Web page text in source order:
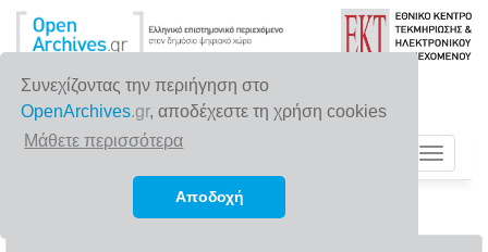
Συνεχίζοντας την περιήγηση στο
OpenArchives.gr, αποδέχεστε τη χρήση cookies
Μάθετε περισσότερα
Αποδοχή
Toggle